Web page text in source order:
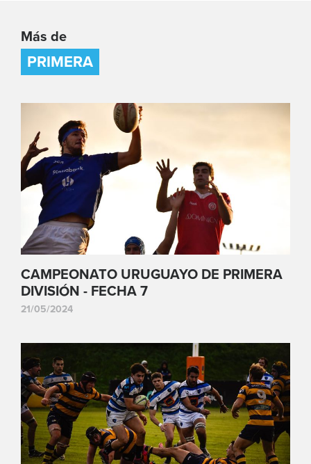
Más de
PRIMERA
CAMPEONATO URUGUAYO DE PRIMERA
DIVISIÓN - FECHA 7
21/05/2024